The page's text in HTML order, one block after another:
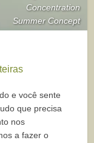
Concentration
Summer Concept
e você sente
que precisa
nos
a fazer o